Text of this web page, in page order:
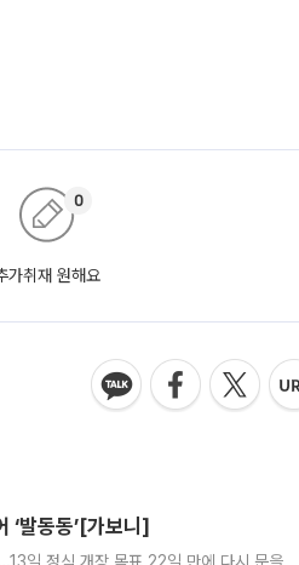
가취재 원해요
0
‘발동동’[가보니]